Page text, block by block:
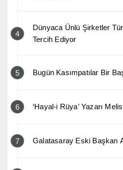
4
Dünyaca Ünlü Şirketler
Tercih Ediyor
5 Bugün Kasımpatılar Bir
6 ‘Hayal-i Rüya’ Yazarı
7 Galatasaray Eski Başkan